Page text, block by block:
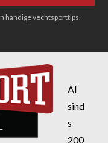
handige vechtsporttips.
Al
sind
s
200